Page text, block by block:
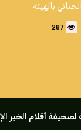
الجنائي بالهيئة
287
أقلام الخبر